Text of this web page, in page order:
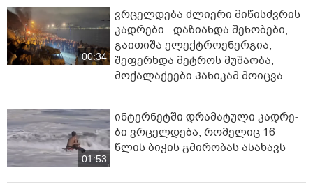
00:34
ვრცელდება ძლიერი მიწისძვრის
კადრები - დაზიანდა შენობები,
გაითიშა ელექტროენერგია,
შეფერხდა მეტროს მუშაობა,
მოქალაქეები პანიკამ მოიცვა
01:53
ინ­ტერ­ნეტ­ში დრა­მა­ტუ­ლი კად­რე­
ბი ვრცელდება, რომელიც 16
წლის ბიჭის გმირობას ასახავს